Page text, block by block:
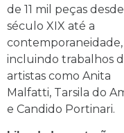
de 11 mil peças
século XIX até a
contemporaneidade,
incluindo trabalhos
artistas como Anita
Malfatti, Tarsila do
e Candido Portinari.